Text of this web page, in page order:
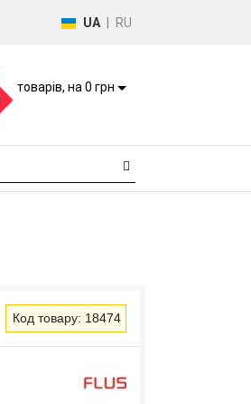
UA RU
товарів, на 0 грн
Код товару: 18474